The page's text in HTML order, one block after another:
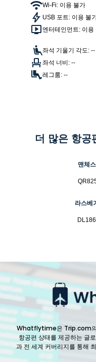
Wi-Fi: 이용 불가
USB 포트: 이용 불
엔터테인먼트: 이용
좌석 기울기 각도: --
좌석 너비: --
레그룸: --
더 많은 항공
맨체
라스베
Whatflytime은 Trip.com의
항공편 상태를 제공하는 글
과 전 세계 커버리지를 통해